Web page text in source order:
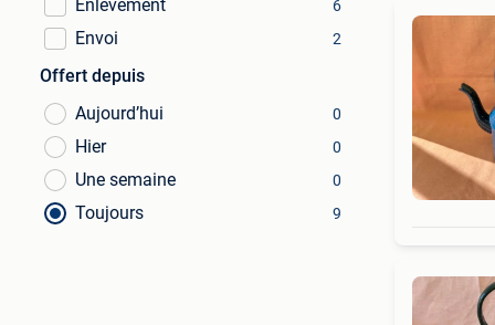
Enlèvement
6
Envoi 2
Offert depuis
Aujourd’hui
0
Hier 0
Une semaine 0
Toujours 9